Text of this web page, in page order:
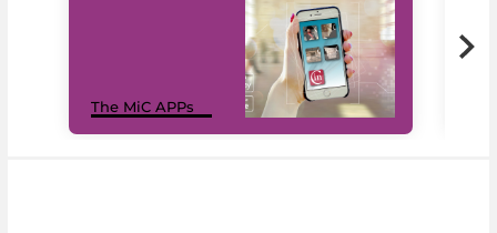
The MiC APPs